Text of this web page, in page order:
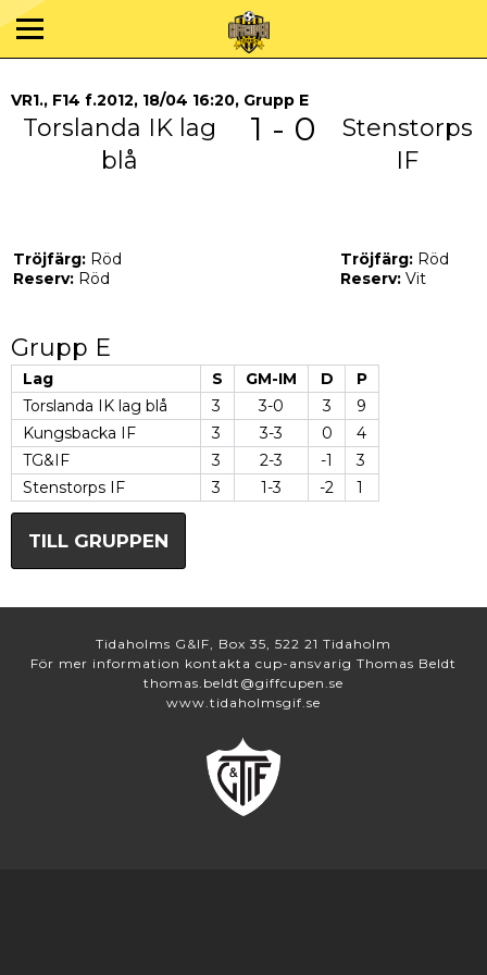
VR1., F14 f.2012, 18/04 16:20, Grupp E
Torslanda IK lag
blå
1 - 0
Stenstorps
IF
Tröjfärg: Röd
Reserv: Röd
Tröjfärg: Röd
Reserv: Vit
Grupp E
Lag S GM-IM D
P
Torslanda IK lag blå
3 3-0 3
9
Kungsbacka IF
3 3-3 0
4
TG&IF
3 2-3 -1
3
Stenstorps IF
3 1-3 -2 1
TILL GRUPPEN
Tidaholms G&IF, Box 35, 522 21 Tidaholm
För mer information kontakta cup-ansvarig Thomas Beldt
thomas.beldt@giffcupen.se
www.tidaholmsgif.se